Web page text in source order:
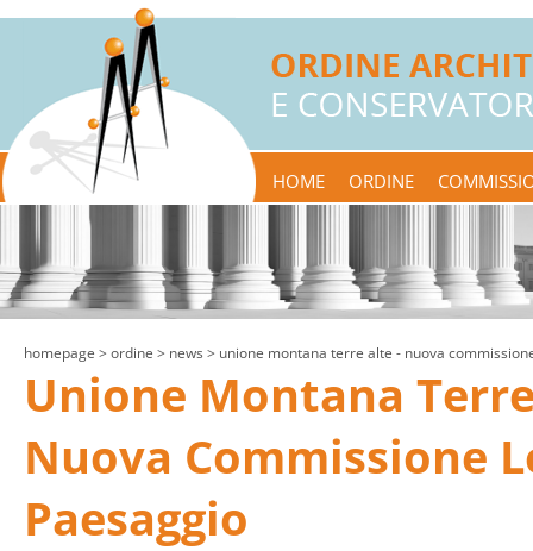
HOME ORDINE
homepage > ordine > news > unione montana terre alte - nuova
Unione Montana
Nuova Commissione
Paesaggio